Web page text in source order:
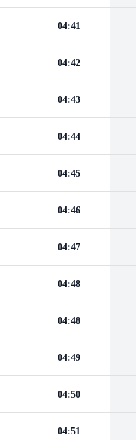
04:41
04:42
04:43
04:44
04:45
04:46
04:47
04:48
04:48
04:49
04:50
04:51